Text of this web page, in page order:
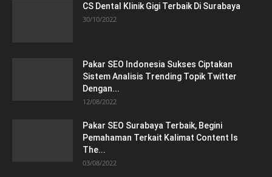
CS Dental Klinik Gigi Terbaik Di Surabaya
30/10/2022
Pakar SEO Indonesia Sukses Ciptakan
Sistem Analisis Trending Topik Twitter
Dengan...
12/08/2022
Pakar SEO Surabaya Terbaik, Begini
Pemahaman Terkait Kalimat Content Is
The...
03/08/2022